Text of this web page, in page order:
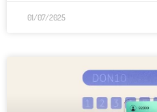
01/07/2025